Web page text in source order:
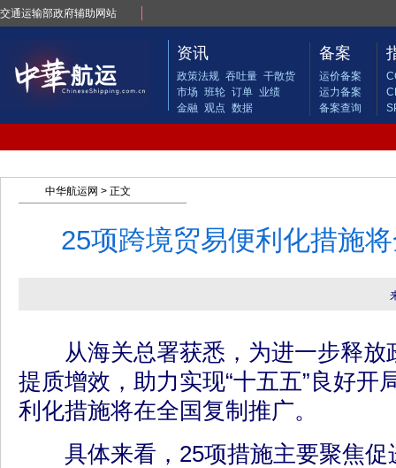
交通运输部政府辅助网站
资讯
政策法规 吞吐量 干散货
市场 班轮 订单 业绩
金融 观点 数据
备案
运价备案
运力备案
备案查询
中华航运网 > 正文
25项跨境贸易便利化措施
从海关总署获悉，为进一步释放
提质增效，助力实现“十五五”良好开
利化措施将在全国复制推广。
具体来看，25项措施主要聚焦促